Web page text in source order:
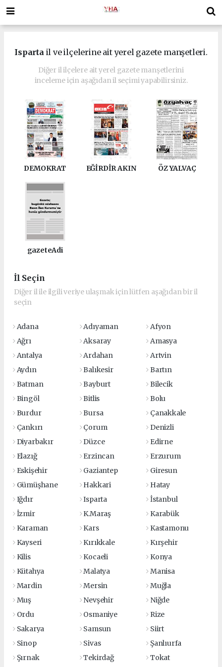
Ispartail ve ilçelerine ait yerel gazete manşetleri.
Diğer il ilçelere ait yerel gazete manşetlerini
inceleme için aşağıdan il seçimi yapabilirsiniz.
DEMOKRAT EĞİRDİR AKIN ÖZ YALVAÇ
gazeteAdi
İl Seçin
Diğer il ile ilgili veriye ulaşmak için lütfen aşağıdan bir il
seçin
Adana Adıyaman
Afyon
Ağrı
Aksaray
Amasya
Antalya
Ardahan
Artvin
Aydın
Balıkesir
Bartın
Batman
Bayburt
Bilecik
Bingöl
Bitlis
Bolu
Burdur
Bursa
Çanakkale
Çankırı
Çorum
Denizli
Diyarbakır
Düzce
Edirne
Elazığ
Erzincan
Erzurum
Eskişehir
Gaziantep
Giresun
Gümüşhane
Hakkari
Hatay
Iğdır
Isparta
İstanbul
İzmir
K.Maraş
Karabük
Karaman
Kars
Kastamonu
Kayseri
Kırıkkale
Kırşehir
Kilis
Kocaeli
Konya
Kütahya
Malatya
Manisa
Mardin
Mersin
Muğla
Muş
Nevşehir
Niğde
Ordu
Osmaniye
Rize
Sakarya
Samsun
Siirt
Sinop
Sivas
Şanlıurfa
Şırnak
Tekirdağ Tokat